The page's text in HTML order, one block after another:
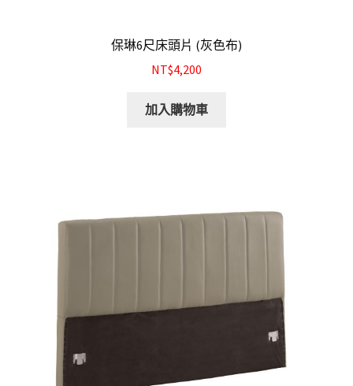
保琳6尺床頭片 (灰色布)
NT$4,200
加入購物車